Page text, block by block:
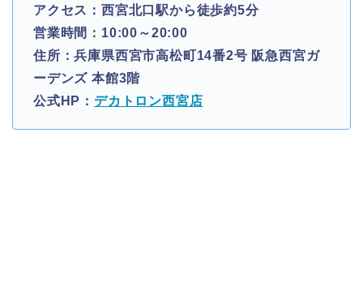
アクセス：西宮北口駅から徒歩約5分
営業時間：10:00～20:00
住所：兵庫県西宮市高松町14番2号 阪急西宮ガ
ーデンズ 本館3階
公式HP： デカトロン西宮店